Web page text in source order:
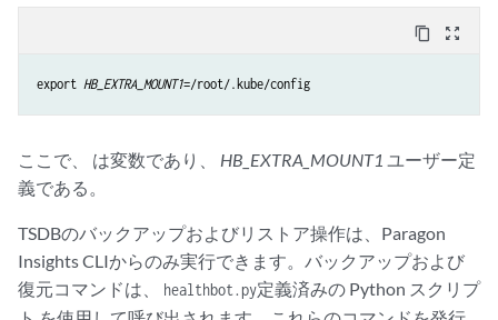
content_copy zoom_out_map
export HB_EXTRA_MOUNT1=/root/.kube/config
ここで、 は変数であり、 HB_EXTRA_MOUNT1 ユーザー定
義である。
TSDBのバックアップおよびリストア操作は、Paragon
Insights CLIからのみ実行できます。バックアップおよび
復元コマンドは、
healthbot.py定義済みの Python スクリプ